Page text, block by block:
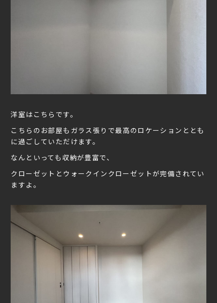
洋室はこちらです。
こちらのお部屋もガラス張りで最高のロケーションととも
に過ごしていただけます。
なんといっても収納が豊富で、
クローゼットとウォークインクローゼットが完備されてい
ますよ。